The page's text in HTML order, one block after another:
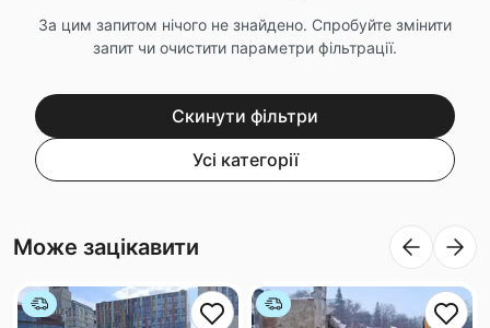
За цим запитом нічого не знайдено. Спробуйте змінити
запит чи очистити параметри фільтрації.
Скинути фільтри
Усі категорії
Може зацікавити